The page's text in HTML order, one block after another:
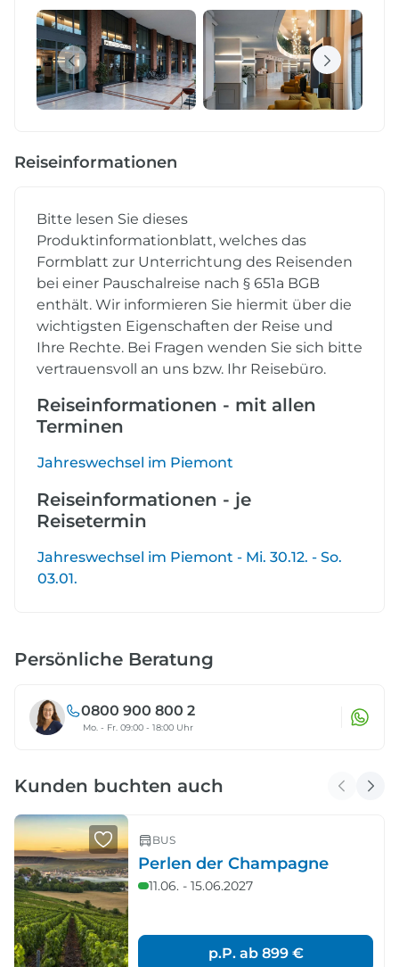
Reiseinformationen
Bitte lesen Sie dieses
Produktinformationblatt, welches das
Formblatt zur Unterrichtung des Reisenden
bei einer Pauschalreise nach § 651a BGB
enthält. Wir informieren Sie hiermit über die
wichtigsten Eigenschaften der Reise und
Ihre Rechte. Bei Fragen wenden Sie sich bitte
vertrauensvoll an uns bzw. Ihr Reisebüro.
Reiseinformationen - mit allen
Terminen
Jahreswechsel im Piemont
Reiseinformationen - je
Reisetermin
Jahreswechsel im Piemont - Mi. 30.12. - So.
03.01.
Persönliche Beratung
0800 900 800 2
Mo. - Fr. 09:00 - 18:00 Uhr
Kunden buchten auch
BUS
Perlen der Champagne
11.06. - 15.06.2027
p.P. ab 899 €